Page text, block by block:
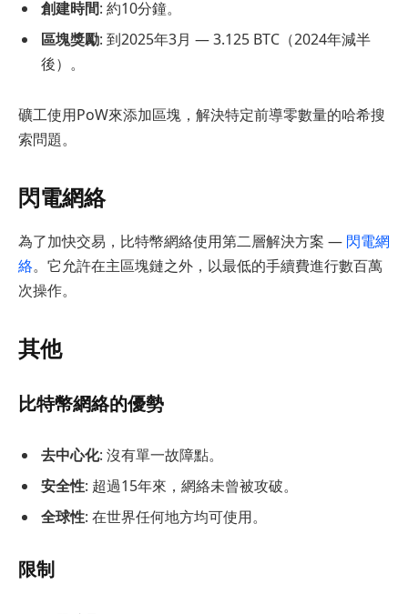
創建時間: 約10分鐘。
區塊獎勵: 到2025年3月 — 3.125 BTC（2024年減半
後）。
礦工使用PoW來添加區塊，解決特定前導零數量的哈希搜
索問題。
閃電網絡
為了加快交易，比特幣網絡使用第二層解決方案 — 閃電網
絡。它允許在主區塊鏈之外，以最低的手續費進行數百萬
次操作。
其他
比特幣網絡的優勢
去中心化: 沒有單一故障點。
安全性: 超過15年來，網絡未曾被攻破。
全球性: 在世界任何地方均可使用。
限制